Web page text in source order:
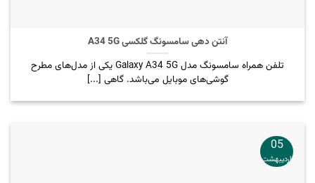
آنتن دهی سامسونگ گلکسی A34 5G
تلفن همراه سامسونگ مدل Galaxy A34 5G یکی از مدل‌های مطرح
گوشی‌های موبایل می‌باشد. گاهی [...]
05
اردیبهشت